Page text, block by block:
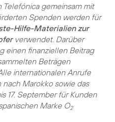
gemeinsam mit
Spenden werden für
Hilfe-Materialien zur
verwendet. Darüber
einen finanziellen Beitrag
Beträgen
internationalen Anrufe
Marokko sowie das
17. September für Kunden
Marke O2